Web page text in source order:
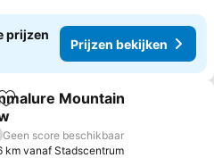
prijzen
Prijzen bekijken
Toevoegen aan favorieten
Mountain
bekijken
Geen score beschikbaar
km vanaf Stadscentrum